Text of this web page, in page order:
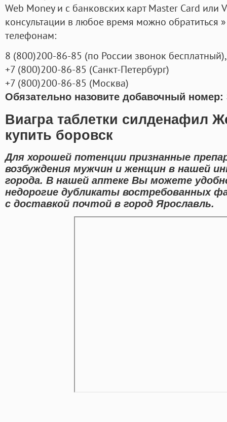
Web Money и с банковских карт Master Card или
консультации в любое время можно обратиться
телефонам:
8 (800)200-86-85 (по России звонок бесплатный),
+7 (800)200-86-85 (Санкт-Петербург)
+7 (800)200-86-85 (Москва)
Обязательно назовите добавочный номер:
Виагра таблетки силденафил
купить боровск
Для хорошей потенции признанные
возбуждения мужчин и женщин в нашей
города. В нашей аптеке Вы можете
недорогие дубликаты востребованных
с доставкой почтой в город Ярославль.